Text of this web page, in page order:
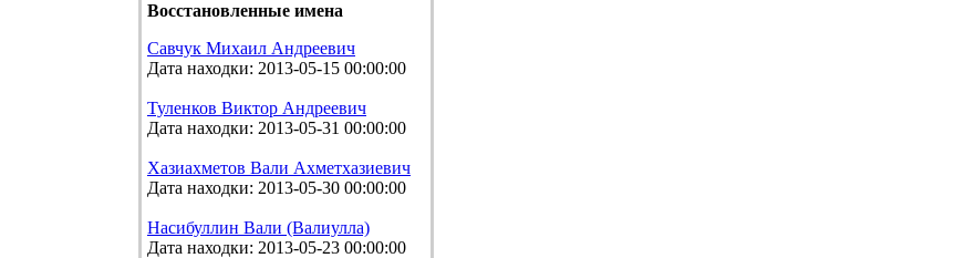
Восстановленные имена
Савчук Михаил Андреевич
Дата находки: 2013-05-15 00:00:00
Туленков Виктор Андреевич
Дата находки: 2013-05-31 00:00:00
Хазиахметов Вали Ахметхазиевич
Дата находки: 2013-05-30 00:00:00
Насибуллин Вали (Валиулла)
Дата находки: 2013-05-23 00:00:00